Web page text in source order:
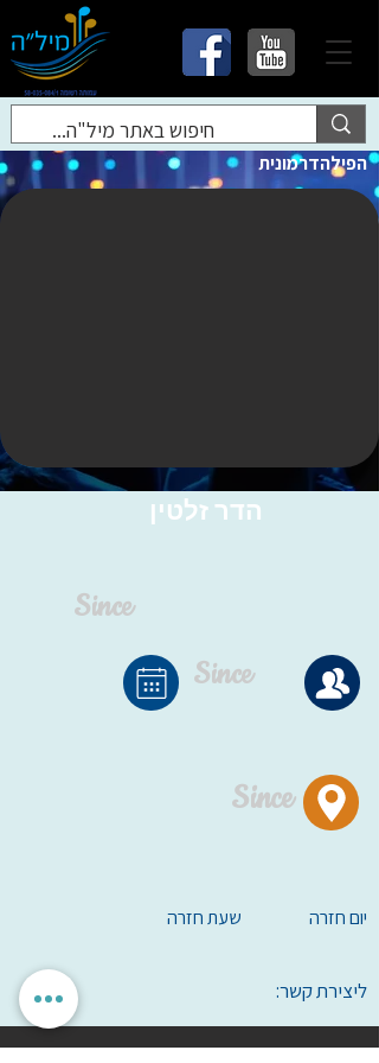
הפילהדרמונית
הדר זלטין
Since
Since
Since
שעת חזרה יום חזרה
ליצירת קשר: